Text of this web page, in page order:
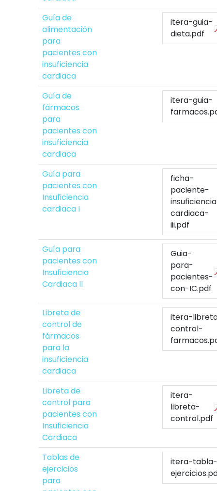
Guía de
alimentación
para
pacientes con
insuficiencia
cardiaca
itera-guia-
dieta.pdf
Guía de
fármacos
para
pacientes con
insuficiencia
cardiaca
itera-guia-
Guía para
pacientes con
Insuficiencia
cardiaca I
ficha-
paciente-
cardiaca-
iii.pdf
Guía para
pacientes con
Insuficiencia
Cardiaca II
Guia-
para-
pacientes-
con-IC.pdf
Libreta de
control de
fármacos
para la
insuficiencia
cardiaca
itera-
control-
Libreta de
control para
pacientes con
Insuficiencia
Cardiaca
itera-
libreta-
control.pdf
Tablas de
ejercicios
para
itera-tabla-